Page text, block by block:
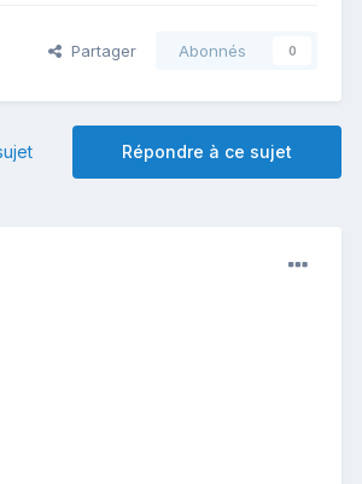
Partager Abonnés 0
Répondre à ce sujet